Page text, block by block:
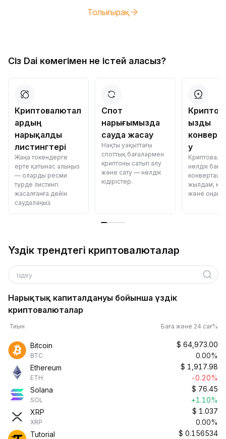
Толығырақ
Сіз Dai көмегімен не істей аласыз?
Криптовалютал
ардың
нарықалды
листингтері
Жаңа токендерге
ерте қатынас алыңыз
— оларды ресми
түрде листингі
жасалғанға дейін
саудалаңыз.
Спот
нарығымызда
сауда жасау
Нақты уақыттағы
споттық бағалармен
криптоны сатып алу
және сату — нөлдік
кідірістер.
ызды
у
нөлдік
жылдам,
және оңай.
Үздік трендтегі криптовалюталар
Іздеу
Нарықтық капиталдануы бойынша үздік
криптовалюталар
Тиын Баға және 24 сағ%
Bitcoin
BTC
$ 64,973.00
0.00%
Ethereum
ETH
$ 1,917.98
-0.20%
Solana
SOL
$ 76.45
+1.10%
XRP
XRP
$ 1.037
0.00%
Tutorial
$ 0.156534